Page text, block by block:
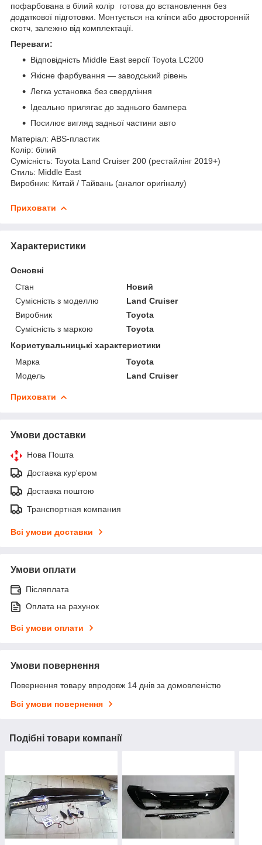
пофарбована в білий колір готова до встановлення без
додаткової підготовки. Монтується на кліпси або двосторонній
скотч, залежно від комплектації.
Переваги:
Відповідність Middle East версії Toyota LC200
Якісне фарбування — заводський рівень
Легка установка без свердління
Ідеально прилягає до заднього бампера
Посилює вигляд задньої частини авто
Матеріал: ABS-пластик
Колір: білий
Сумісність: Toyota Land Cruiser 200 (рестайлінг 2019+)
Стиль: Middle East
Виробник: Китай / Тайвань (аналог оригіналу)
Приховати
Характеристики
Основні
Стан
Новий
Сумісність з моделлю
Land Cruiser
Виробник
Toyota
Сумісність з маркою
Toyota
Користувальницькі характеристики
Марка
Toyota
Модель
Land Cruiser
Приховати
Умови доставки
Нова Пошта
Доставка кур'єром
Доставка поштою
Транспортная компания
Всі умови доставки
Умови оплати
Післяплата
Оплата на рахунок
Всі умови оплати
Умови повернення
Повернення товару впродовж 14 днів за домовленістю
Всі умови повернення
Подібні товари компанії